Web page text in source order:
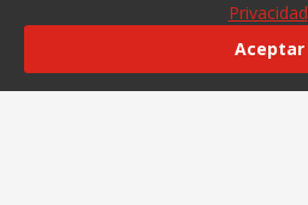
Online@laviruta.com
Privacidad
Aceptar